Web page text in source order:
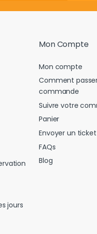
jours
Mon Compte
Mon compte
Comment
commande
Suivre votre
Panier
Envoyer un ticket
FAQs
Blog